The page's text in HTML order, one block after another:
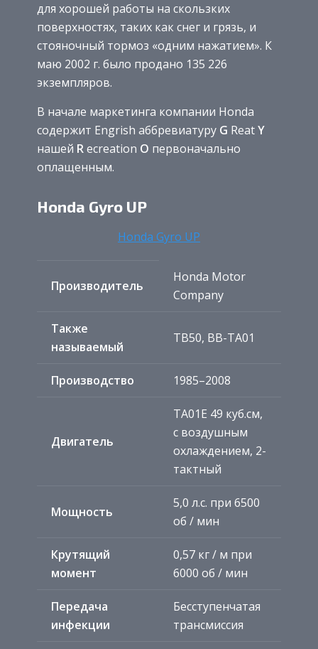
для хорошей работы на скользких
поверхностях, таких как снег и грязь, и
стояночный тормоз «одним нажатием». К
маю 2002 г. было продано 135 226
экземпляров.
В начале маркетинга компании Honda
содержит Engrish аббревиатуру G ReatY
нашей Recreation O первоначально
оплащенным.
Honda Gyro UP
Honda Gyro UP
Производитель
Honda Motor
Company
Также
называемый
TB50, BB-TA01
Производство 1985–2008
Двигатель
TA01E 49 куб.см,
с воздушным
охлаждением, 2-
тактный
Мощность
5,0 л.с. при 6500
об / мин
Крутящий
момент
0,57 кг / м при
6000 об / мин
Передача
инфекции
Бесступенчатая
трансмиссия